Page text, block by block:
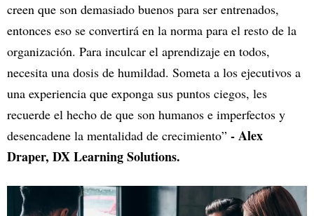
creen que son demasiado buenos para ser entrenados,
entonces eso se convertirá en la norma para el resto de la
organización. Para inculcar el aprendizaje en todos,
necesita una dosis de humildad. Someta a los ejecutivos a
una experiencia que exponga sus puntos ciegos, les
recuerde el hecho de que son humanos e imperfectos y
desencadene la mentalidad de crecimiento” - Alex
Draper, DX Learning Solutions.